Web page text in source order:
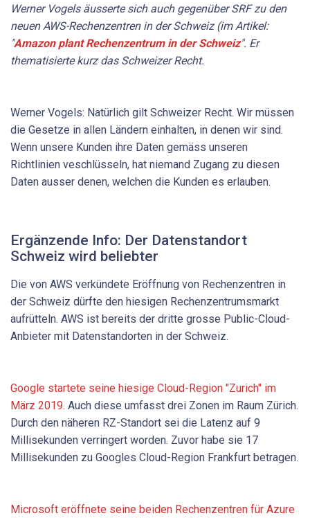
Werner Vogels äusserte sich auch gegenüber SRF zu den
neuen AWS-Rechenzentren in der Schweiz (im Artikel:
"Amazon plant Rechenzentrum in der Schweiz". Er
thematisierte kurz das Schweizer Recht.
Werner Vogels: Natürlich gilt Schweizer Recht. Wir müssen
die Gesetze in allen Ländern einhalten, in denen wir sind.
Wenn unsere Kunden ihre Daten gemäss unseren
Richtlinien veschlüsseln, hat niemand Zugang zu diesen
Daten ausser denen, welchen die Kunden es erlauben.
Ergänzende Info: Der Datenstandort
Schweiz wird beliebter
Die von AWS verkündete Eröffnung von Rechenzentren in
der Schweiz dürfte den hiesigen Rechenzentrumsmarkt
aufrütteln. AWS ist bereits der dritte grosse Public-Cloud-
Anbieter mit Datenstandorten in der Schweiz.
Google startete seine hiesige Cloud-Region "Zurich" im
März 2019. Auch diese umfasst drei Zonen im Raum Zürich.
Durch den näheren RZ-Standort sei die Latenz auf 9
Millisekunden verringert worden. Zuvor habe sie 17
Millisekunden zu Googles Cloud-Region Frankfurt betragen.
Microsoft eröffnete seine beiden Rechenzentren für Azure